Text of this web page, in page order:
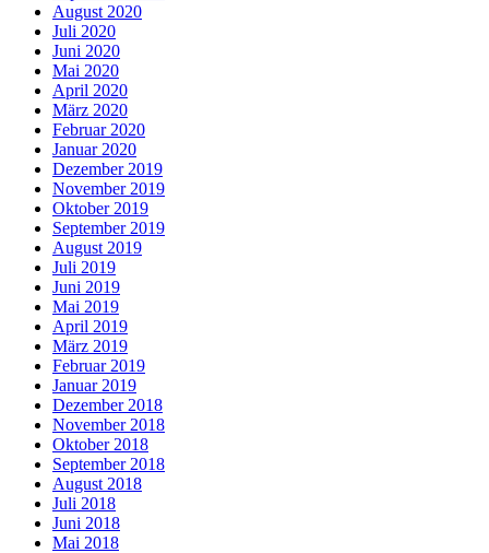
August 2020
Juli 2020
Juni 2020
Mai 2020
April 2020
März 2020
Februar 2020
Januar 2020
Dezember 2019
November 2019
Oktober 2019
September 2019
August 2019
Juli 2019
Juni 2019
Mai 2019
April 2019
März 2019
Februar 2019
Januar 2019
Dezember 2018
November 2018
Oktober 2018
September 2018
August 2018
Juli 2018
Juni 2018
Mai 2018